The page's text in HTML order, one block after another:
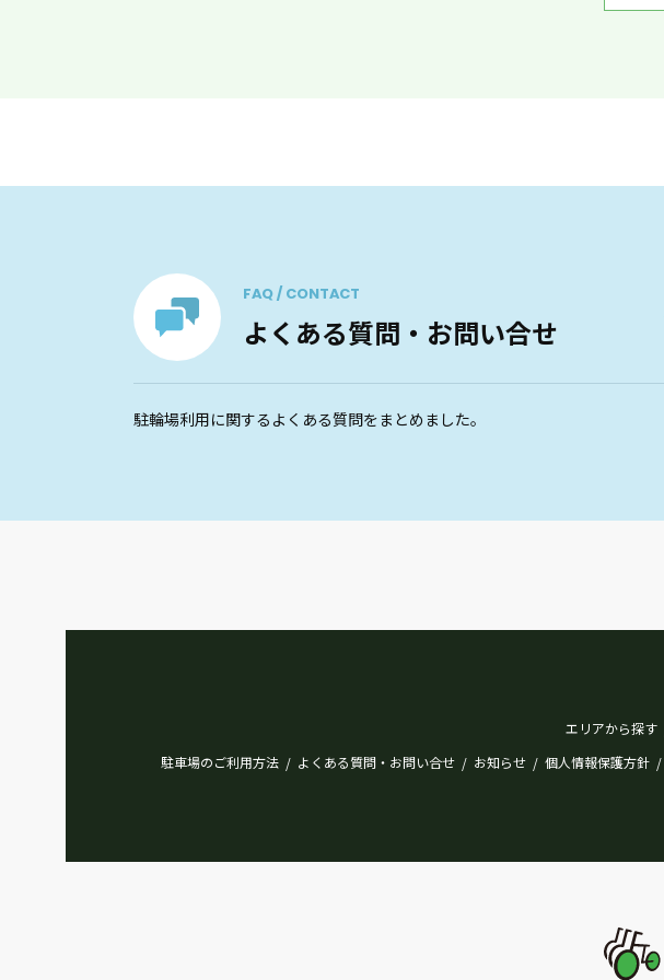
FAQ / CONTACT
よくある質問・お問い合せ
駐輪場利用に関するよくある質問をまとめました。
エリアから探す
駐車場のご利用方法 / よくある質問・お問い合せ / お知らせ / 個人情報保護方針 /